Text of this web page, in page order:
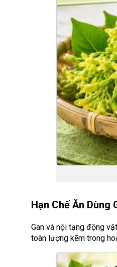
Hạn Chế Ăn Dùng
Gan và nội tạng động
toàn lượng kẽm trong